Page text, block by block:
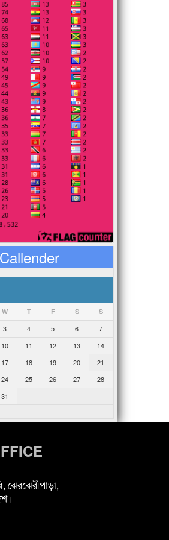
Callender
W T F S S
3 4 5 6
7
10 11 12 13
14
17 18 19 20
21
24 25 26 27
28
31
ঝেরঝেরীপাড়া,